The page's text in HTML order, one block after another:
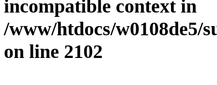
incompatible context in
/www/htdocs/w0108de5/
on line 2102